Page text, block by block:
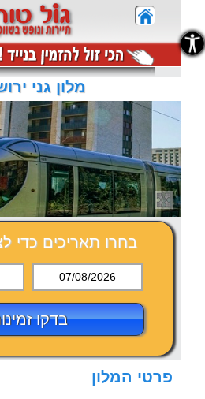
מלון גני
בחרו תאריכים כדי
07/08/2026
בדקו
פרטי המלון
נגישות
נגישות